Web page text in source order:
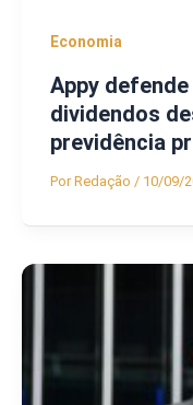
Economia
Appy
dividendos
previdência
PorRedação / 10/09/